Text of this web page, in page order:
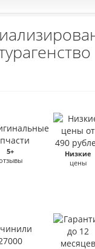
5+
Низкие
цены